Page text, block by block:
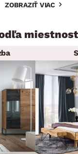
ZOBRAZIŤ VIAC